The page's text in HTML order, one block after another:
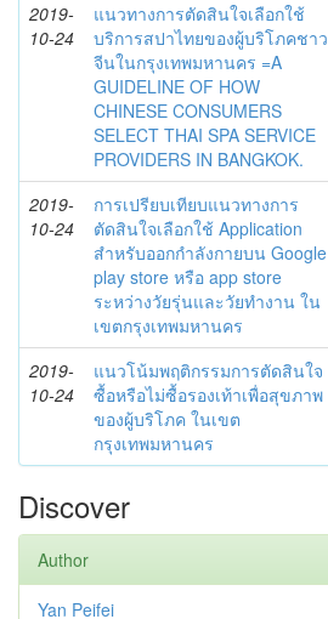
2019-
10-24
แนวทางการตัดสินใจเลือกใช้
บริการสปาไทยของผู้บริโภคชาว
จีนในกรุงเทพมหานคร =A
GUIDELINE OF HOW
CHINESE CONSUMERS
SELECT THAI SPA SERVICE
PROVIDERS IN BANGKOK.
2019-
10-24
การเปรียบเทียบแนวทางการ
ตัดสินใจเลือกใช้ Application
สำหรับออกกำลังกายบน Google
play store หรือ app store
ระหว่างวัยรุ่นและวัยทำงาน ใน
เขตกรุงเทพมหานคร
2019-
10-24
แนวโน้มพฤติกรรมการตัดสินใจ
ซื้อหรือไม่ซื้อรองเท้าเพื่อสุขภาพ
ของผู้บริโภค ในเขต
กรุงเทพมหานคร
Discover
Author
Yan Peifei